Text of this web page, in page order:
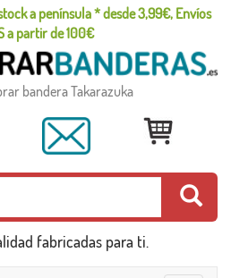
a península * desde 3,99€, Envíos
a partir de 100€
bandera Takarazuka
fabricadas para ti.